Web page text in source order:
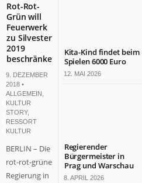
Rot-Rot-
Grün will
Feuerwerk
zu Silvester
2019
beschränken
9. DEZEMBER
2018 •
ALLGEMEIN
KULTUR
STORY,
RESSORT
KULTUR
BERLIN – Die
rot-rot-grüne
Regierung in
Kita-Kind findet beim
Spielen 6000 Euro
12. MAI 2026
Regierender
Bürgermeister in
Prag und Warschau
8. APRIL 2026